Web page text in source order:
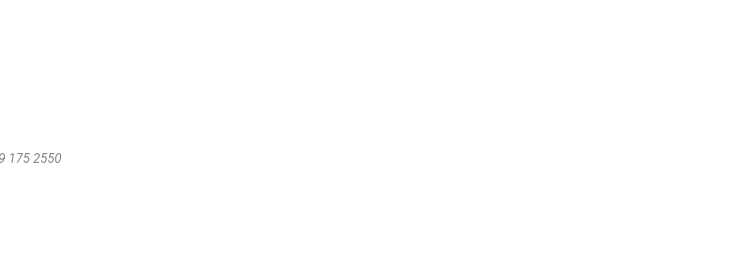
175 2550